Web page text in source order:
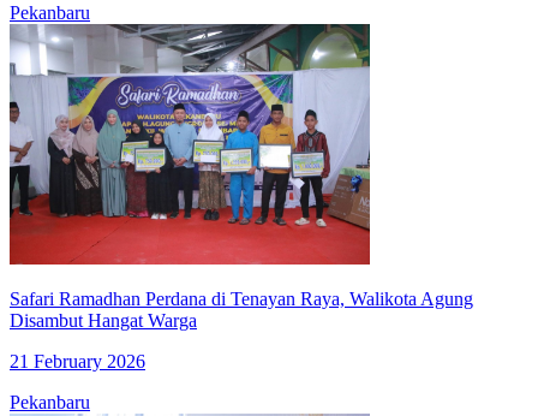
Pekanbaru
Safari Ramadhan Perdana di Tenayan Raya, Walikota Agung
Disambut Hangat Warga
21 February 2026
Pekanbaru